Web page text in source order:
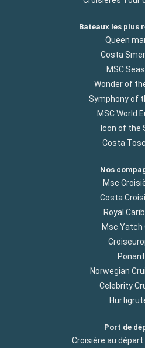
Bateaux les plus
Queen
Costa
MSC
Wonder of
Symphony of
MSC World
Icon of the
Costa
Nos
Msc
Costa
Royal
Msc Yatch
Ponant
Norwegian
Celebrity
Port de
Croisière au départ